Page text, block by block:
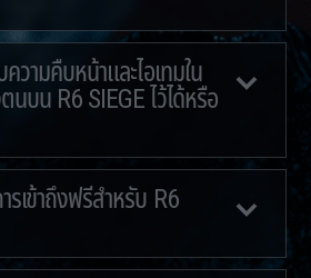
วามคืบหน้าและไอเทมใน
บน R6 SIEGE ไว้ได้หรือ
รเข้าถึงฟรีสำหรับ R6